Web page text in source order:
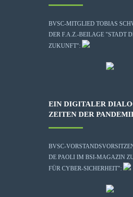
BVSC-MITGLIED TOBIAS
DER F.A.Z.-BEILAGE "STADT
ZUKUNFT":
EIN DIGITALER
ZEITEN DER
BVSC-
DE PAOLI IM BSI-MAGAZIN
FÜR CYBER-SICHERHEIT":